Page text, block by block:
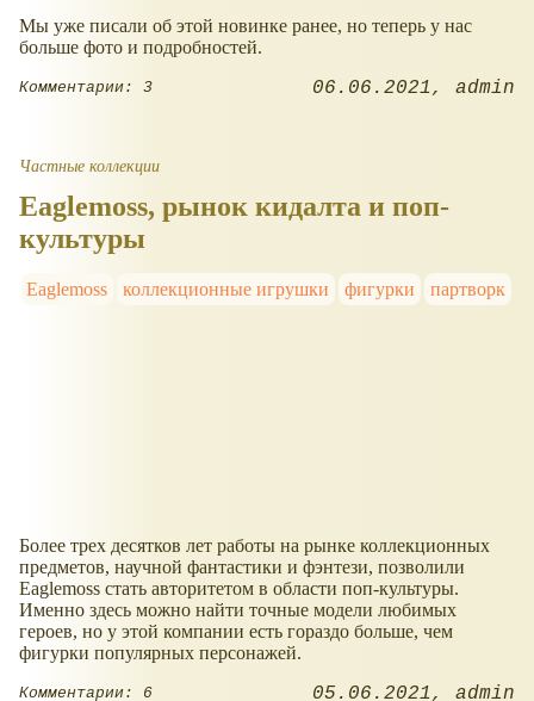
Мы уже писали об этой новинке ранее, но теперь у нас
больше фото и подробностей.
Комментарии: 3 06.06.2021 admin
Частные коллекции
Eaglemoss, рынок кидалта и поп-
культуры
Eaglemoss коллекционные игрушки фигурки партворк
Более трех десятков лет работы на рынке коллекционных
предметов, научной фантастики и фэнтези, позволили
Eaglemoss стать авторитетом в области поп-культуры.
Именно здесь можно найти точные модели любимых
героев, но у этой компании есть гораздо больше, чем
фигурки популярных персонажей.
Комментарии: 6 05.06.2021 admin